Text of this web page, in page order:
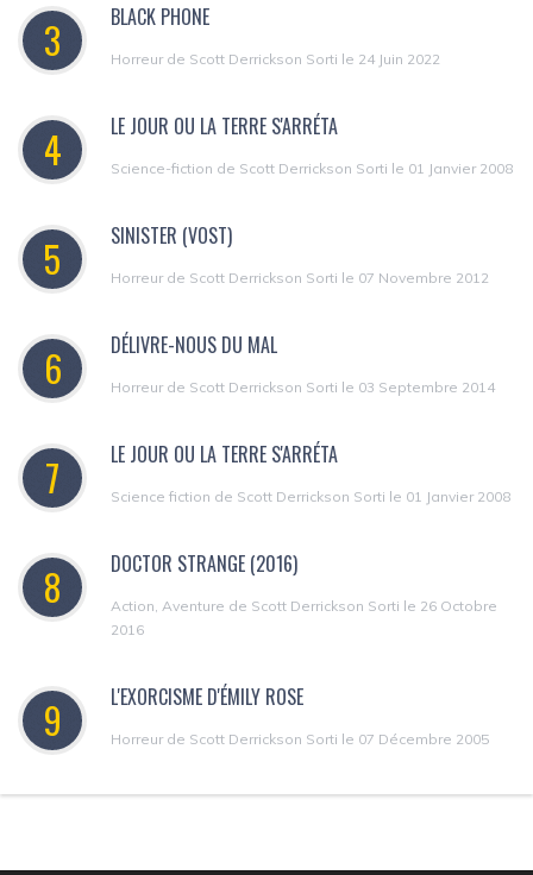
3 BLACK PHONE
Horreur de Scott Derrickson Sorti le 24 Juin 2022
4 LE JOUR OU LA TERRE S'ARRÉTA
Science-fiction de Scott Derrickson Sorti le 01 Janvier 2008
5 SINISTER (VOST)
Horreur de Scott Derrickson Sorti le 07 Novembre 2012
6 DÉLIVRE-NOUS DU MAL
Horreur de Scott Derrickson Sorti le 03 Septembre 2014
7 LE JOUR OU LA TERRE S'ARRÉTA
Science fiction de Scott Derrickson Sorti le 01 Janvier 2008
8 DOCTOR STRANGE (2016)
Action, Aventure de Scott Derrickson Sorti le 26 Octobre
2016
9 L'EXORCISME D'ÉMILY ROSE
Horreur de Scott Derrickson Sorti le 07 Décembre 2005